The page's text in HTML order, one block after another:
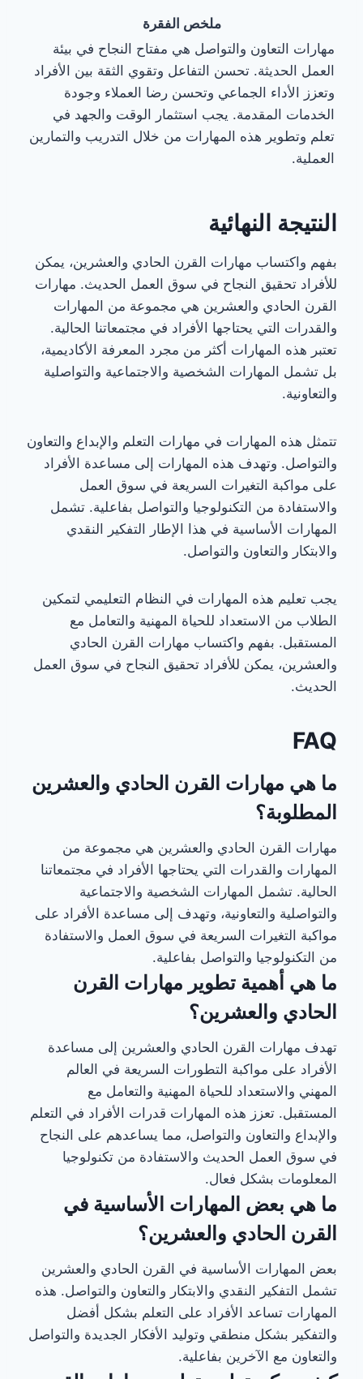
ملخص الفقرة
مهارات التعاون والتواصل هي مفتاح النجاح في بيئة
العمل الحديثة. تحسن التفاعل وتقوي الثقة بين الأفراد
وتعزز الأداء الجماعي وتحسن رضا العملاء وجودة
الخدمات المقدمة. يجب استثمار الوقت والجهد في
تعلم وتطوير هذه المهارات من خلال التدريب والتمارين
العملية.
النتيجة النهائية
بفهم واكتساب مهارات القرن الحادي والعشرين، يمكن
للأفراد تحقيق النجاح في سوق العمل الحديث. مهارات
القرن الحادي والعشرين هي مجموعة من المهارات
والقدرات التي يحتاجها الأفراد في مجتمعاتنا الحالية.
تعتبر هذه المهارات أكثر من مجرد المعرفة الأكاديمية،
بل تشمل المهارات الشخصية والاجتماعية والتواصلية
والتعاونية.
تتمثل هذه المهارات في مهارات التعلم والإبداع والتعاون
والتواصل. وتهدف هذه المهارات إلى مساعدة الأفراد
على مواكبة التغيرات السريعة في سوق العمل
والاستفادة من التكنولوجيا والتواصل بفاعلية. تشمل
المهارات الأساسية في هذا الإطار التفكير النقدي
والابتكار والتعاون والتواصل.
يجب تعليم هذه المهارات في النظام التعليمي لتمكين
الطلاب من الاستعداد للحياة المهنية والتعامل مع
المستقبل. بفهم واكتساب مهارات القرن الحادي
والعشرين، يمكن للأفراد تحقيق النجاح في سوق العمل
الحديث.
FAQ
ما هي مهارات القرن الحادي والعشرين
المطلوبة؟
مهارات القرن الحادي والعشرين هي مجموعة من
المهارات والقدرات التي يحتاجها الأفراد في مجتمعاتنا
الحالية. تشمل المهارات الشخصية والاجتماعية
والتواصلية والتعاونية، وتهدف إلى مساعدة الأفراد على
مواكبة التغيرات السريعة في سوق العمل والاستفادة
من التكنولوجيا والتواصل بفاعلية.
ما هي أهمية تطوير مهارات القرن
الحادي والعشرين؟
تهدف مهارات القرن الحادي والعشرين إلى مساعدة
الأفراد على مواكبة التطورات السريعة في العالم
المهني والاستعداد للحياة المهنية والتعامل مع
المستقبل. تعزز هذه المهارات قدرات الأفراد في التعلم
والإبداع والتعاون والتواصل، مما يساعدهم على النجاح
في سوق العمل الحديث والاستفادة من تكنولوجيا
المعلومات بشكل فعال.
ما هي بعض المهارات الأساسية في
القرن الحادي والعشرين؟
بعض المهارات الأساسية في القرن الحادي والعشرين
تشمل التفكير النقدي والابتكار والتعاون والتواصل. هذه
المهارات تساعد الأفراد على التعلم بشكل أفضل
والتفكير بشكل منطقي وتوليد الأفكار الجديدة والتواصل
والتعاون مع الآخرين بفاعلية.